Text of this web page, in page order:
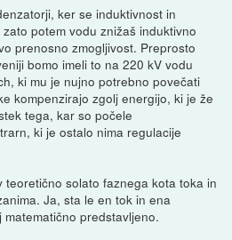
ker se induktivnost in
potem vodu znižaš induktivno
prenosno zmogljivost. Preprosto
bomo imeli to na 220 kV vodu
ki mu je nujno potrebno povečati
kompenzirajo zgolj energijo, ki je že
tega, kar so počele
ki je ostalo nima regulacije
teoretično solato faznega kota toka in
Ja, sta le en tok in ena
predstavljeno.